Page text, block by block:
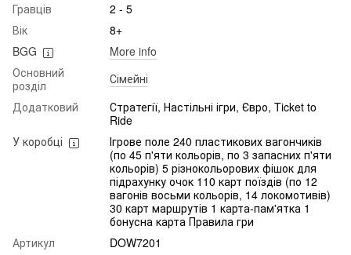
Гравців
2 - 5
Вік
8+
BGG
More info
Основний
розділ
Сімейні
Додатковий
Стратегії, Настільні ігри, Євро, Ticket to
Ride
У коробці
Ігрове поле 240 пластикових вагончиків
(по 45 п'яти кольорів, по 3 запасних п'яти
кольорів) 5 різнокольорових фішок для
підрахунку очок 110 карт поїздів (по 12
вагонів восьми кольорів, 14 локомотивів)
30 карт маршрутів 1 карта-пам'ятка 1
бонусна карта Правила гри
Артикул
DOW7201